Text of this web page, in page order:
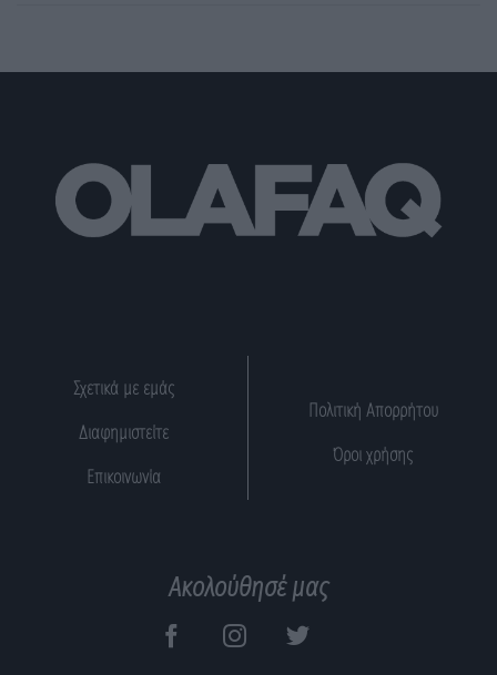
Σχετικά με εμάς
Διαφημιστείτε
Επικοινωνία
Πολιτική Απορρήτου
Όροι χρήσης
Ακολούθησέ μας